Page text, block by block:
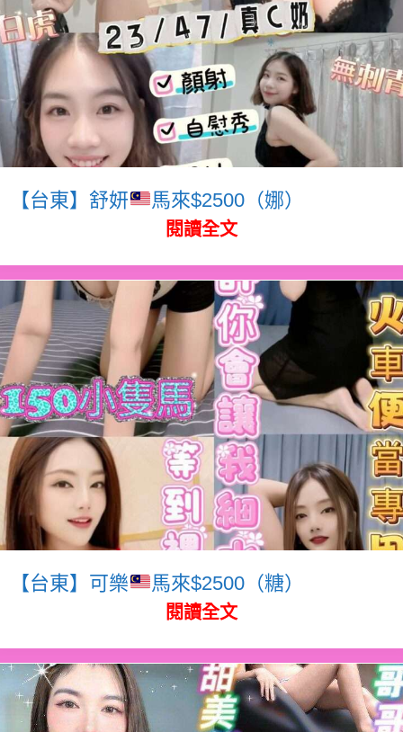
【台東】舒妍 馬來$2500（娜）
閱讀全文
【台東】可樂 馬來$2500（糖）
閱讀全文